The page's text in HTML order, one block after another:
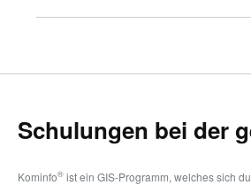
Schulungen bei der
Kominfo® ist ein GIS-Programm, welches sich